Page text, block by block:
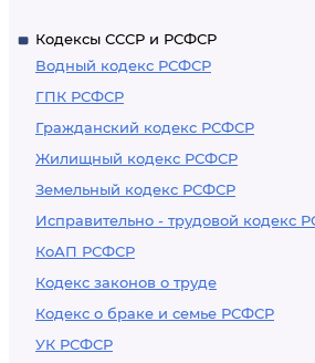
Кодексы СССР и РСФСР
Водный кодекс РСФСР
ГПК РСФСР
Гражданский кодекс РСФСР
Жилищный кодекс РСФСР
Земельный кодекс РСФСР
Исправительно - трудовой кодекс
КоАП РСФСР
Кодекс законов о труде
Кодекс о браке и семье РСФСР
УК РСФСР